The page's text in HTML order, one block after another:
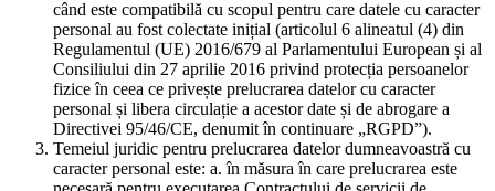
când este compatibilă cu scopul pentru care datele cu caracter
personal au fost colectate inițial (articolul 6 alineatul (4) din
Regulamentul (UE) 2016/679 al Parlamentului European și al
Consiliului din 27 aprilie 2016 privind protecția persoanelor
fizice în ceea ce privește prelucrarea datelor cu caracter
personal și libera circulație a acestor date și de abrogare a
Directivei 95/46/CE, denumit în continuare „RGPD”).
Temeiul juridic pentru prelucrarea datelor dumneavoastră cu
caracter personal este: a. în măsura în care prelucrarea este